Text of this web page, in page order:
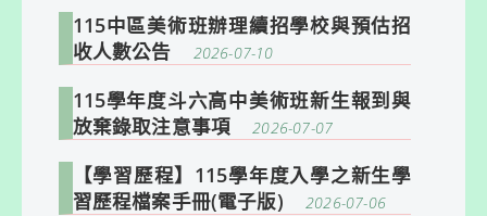
115中區美術班辦理續招學校與預估招
收人數公告
2026-07-10
115學年度斗六高中美術班新生報到與
放棄錄取注意事項
2026-07-07
【學習歷程】115學年度入學之新生學
習歷程檔案手冊(電子版)
2026-07-06